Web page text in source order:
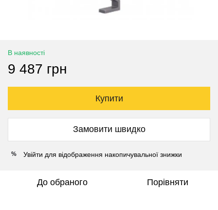
В наявності
9 487 грн
Купити
Замовити швидко
% Увійти для відображення накопичувальної знижки
До обраного Порівняти